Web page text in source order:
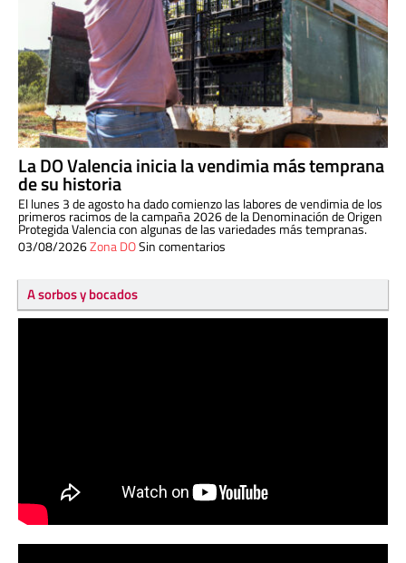
La DO Valencia inicia la vendimia más temprana
de su historia
El lunes 3 de agosto ha dado comienzo las labores de vendimia de los
primeros racimos de la campaña 2026 de la Denominación de Origen
Protegida Valencia con algunas de las variedades más tempranas.
03/08/2026Zona DOSin comentarios
A sorbos y bocados